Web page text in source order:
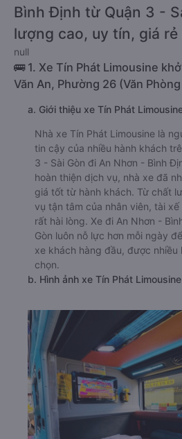
Bình Định từ Quận 3 -
lượng cao, uy tín, giá
null
🚌 1. Xe Tín Phát Limousine
Văn An, Phường 26 (Văn
a. Giới thiệu xe Tín Phát
Nhà xe Tín Phát Limousine là
tin cậy của nhiều hành khách
3 - Sài Gòn đi An Nhơn - Bình
hoàn thiện dịch vụ, nhà xe đã
giá tốt từ hành khách. Từ chất
vụ tận tâm của nhân viên, tài
rất hài lòng. Xe đi An Nhơn -
Gòn luôn nỗ lực hơn mỗi ngày
xe khách hàng đầu, được
chọn.
b. Hình ảnh xe Tín Phát Limousine